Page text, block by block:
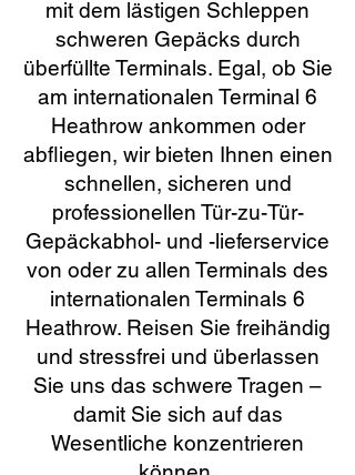
mit dem lästigen Schleppen
schweren Gepäcks durch
überfüllte Terminals. Egal, ob Sie
am internationalen Terminal 6
Heathrow ankommen oder
abfliegen, wir bieten Ihnen einen
schnellen, sicheren und
professionellen Tür-zu-Tür-
Gepäckabhol- und -lieferservice
von oder zu allen Terminals des
internationalen Terminals 6
Heathrow. Reisen Sie freihändig
und stressfrei und überlassen
Sie uns das schwere Tragen –
damit Sie sich auf das
Wesentliche konzentrieren